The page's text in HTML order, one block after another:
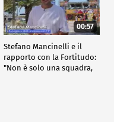
00:57
Stefano Mancinelli e il
rapporto con la Fortitudo:
"Non è solo una squadra,